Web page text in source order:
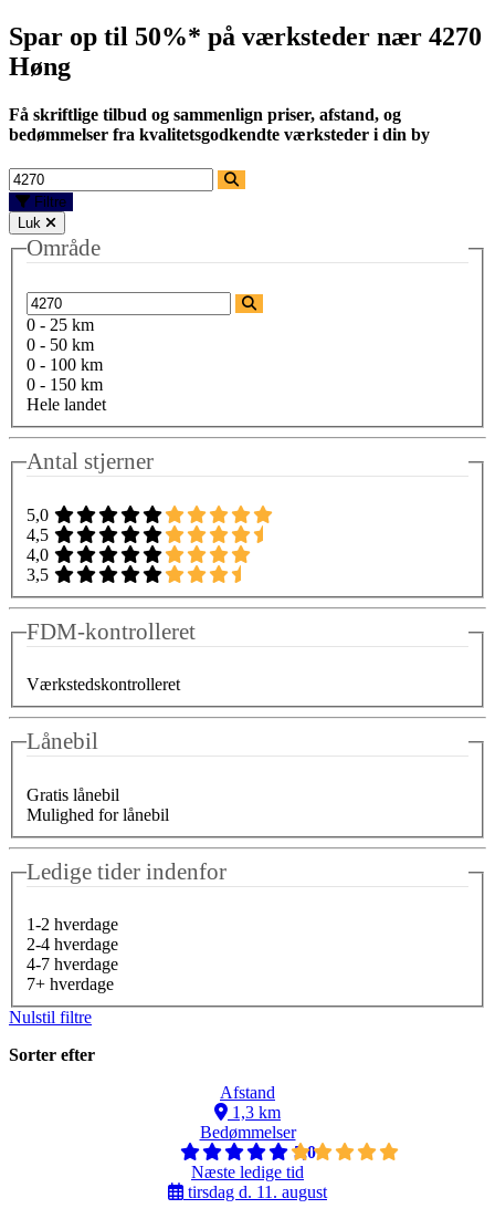
Spar op til 50%* på værksteder nær 4270
Høng
Få skriftlige tilbud og sammenlign priser, afstand, og
bedømmelser fra kvalitetsgodkendte værksteder i din by
Filtre
Luk
Område
0 - 25 km
0 - 50 km
0 - 100 km
0 - 150 km
Hele landet
Antal stjerner
5,0
4,5
4,0
3,5
FDM-kontrolleret
Værkstedskontrolleret
Lånebil
Gratis lånebil
Mulighed for lånebil
Ledige tider indenfor
1-2 hverdage
2-4 hverdage
4-7 hverdage
7+ hverdage
Nulstil filtre
Sorter efter
Afstand
1,3 km
Bedømmelser
5,0
Næste ledige tid
tirsdag d. 11. august